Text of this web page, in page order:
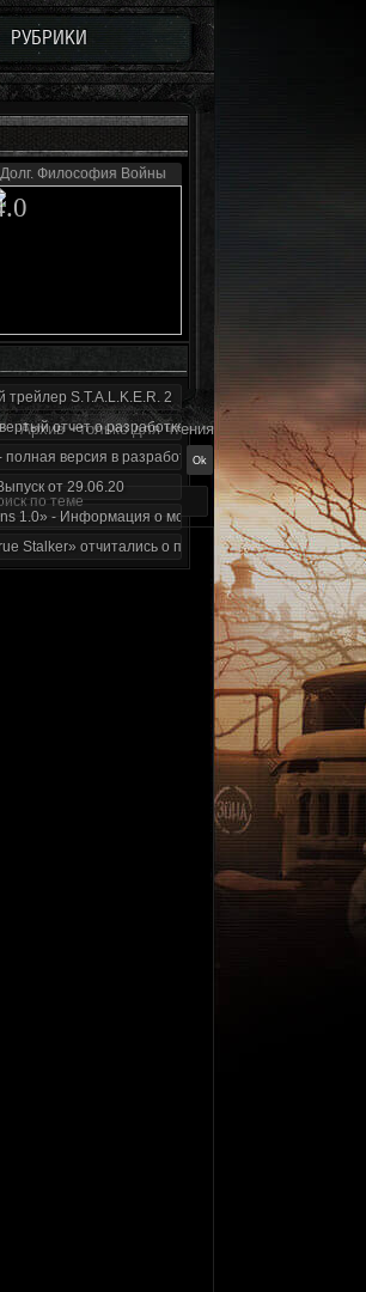
РУБРИКИ
Долг. Философия Войны
S.T.A.L.K.E.R. 2
отчет о разработке!
версия в разработке!
от 29.06.20
1.0» - Информация о моде за июнь 2020
Stalker» отчитались о проделанной работе
Архив - только для чтения